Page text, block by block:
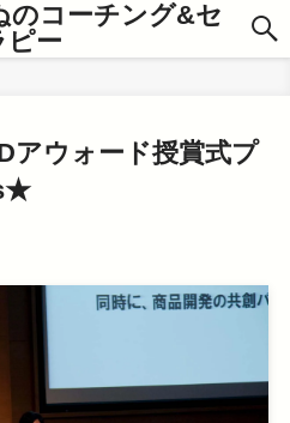
のコーチング&セ
ピー
アウォード授賞式プ